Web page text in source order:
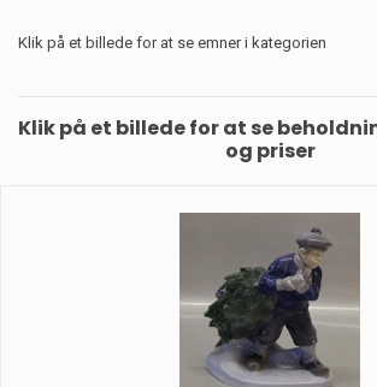
Klik på et billede for at se emner i kategorien
Klik på et billede for at se
og priser